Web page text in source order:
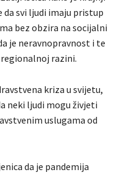
da svi ljudi imaju pristup
bez obzira na socijalni
je neravnopravnost i te
razini.
kriza u svijetu,
neki ljudi mogu živjeti
uslugama od
da je pandemija